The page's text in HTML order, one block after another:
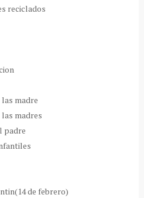
reciclados
madre
madres
padre
de febrero)